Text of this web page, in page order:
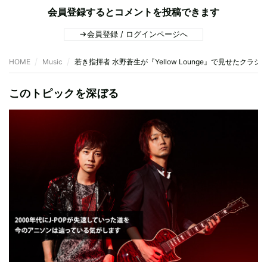
会員登録するとコメントを投稿できます
会員登録 / ログインページへ
HOME Music 若き指揮者 水野蒼生が『Yellow Lounge』で見せたクラシ
このトピックを深ぼる